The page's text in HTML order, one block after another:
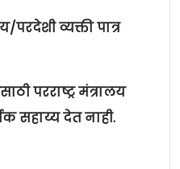
परदेशी व्यक्ती पात्र
परराष्ट्र मंत्रालय
सहाय्य देत नाही.